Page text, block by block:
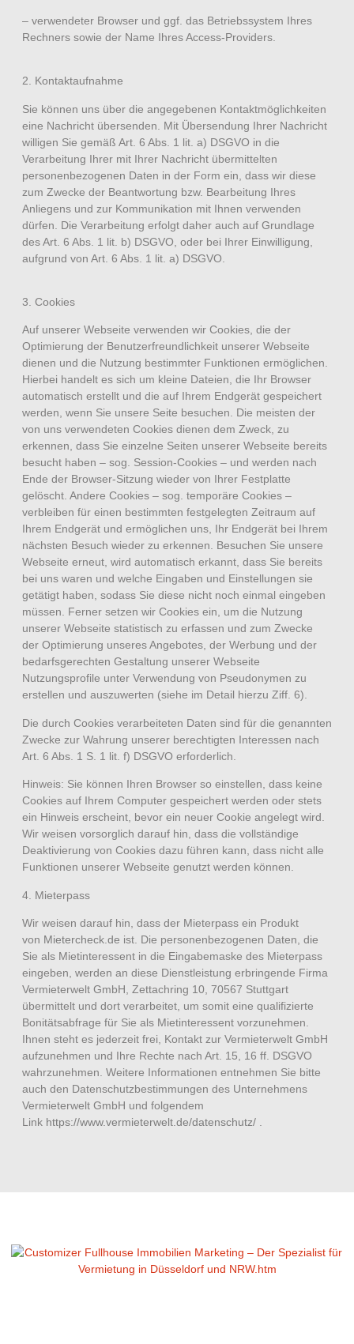
– verwendeter Browser und ggf. das Betriebssystem Ihres
Rechners sowie der Name Ihres Access-Providers.
2. Kontaktaufnahme
Sie können uns über die angegebenen Kontaktmöglichkeiten
eine Nachricht übersenden. Mit Übersendung Ihrer Nachricht
willigen Sie gemäß Art. 6 Abs. 1 lit. a) DSGVO in die
Verarbeitung Ihrer mit Ihrer Nachricht übermittelten
personenbezogenen Daten in der Form ein, dass wir diese
zum Zwecke der Beantwortung bzw. Bearbeitung Ihres
Anliegens und zur Kommunikation mit Ihnen verwenden
dürfen. Die Verarbeitung erfolgt daher auch auf Grundlage
des Art. 6 Abs. 1 lit. b) DSGVO, oder bei Ihrer Einwilligung,
aufgrund von Art. 6 Abs. 1 lit. a) DSGVO.
3. Cookies
Auf unserer Webseite verwenden wir Cookies, die der
Optimierung der Benutzerfreundlichkeit unserer Webseite
dienen und die Nutzung bestimmter Funktionen ermöglichen.
Hierbei handelt es sich um kleine Dateien, die Ihr Browser
automatisch erstellt und die auf Ihrem Endgerät gespeichert
werden, wenn Sie unsere Seite besuchen. Die meisten der
von uns verwendeten Cookies dienen dem Zweck, zu
erkennen, dass Sie einzelne Seiten unserer Webseite bereits
besucht haben – sog. Session-Cookies – und werden nach
Ende der Browser-Sitzung wieder von Ihrer Festplatte
gelöscht. Andere Cookies – sog. temporäre Cookies –
verbleiben für einen bestimmten festgelegten Zeitraum auf
Ihrem Endgerät und ermöglichen uns, Ihr Endgerät bei Ihrem
nächsten Besuch wieder zu erkennen. Besuchen Sie unsere
Webseite erneut, wird automatisch erkannt, dass Sie bereits
bei uns waren und welche Eingaben und Einstellungen sie
getätigt haben, sodass Sie diese nicht noch einmal eingeben
müssen. Ferner setzen wir Cookies ein, um die Nutzung
unserer Webseite statistisch zu erfassen und zum Zwecke
der Optimierung unseres Angebotes, der Werbung und der
bedarfsgerechten Gestaltung unserer Webseite
Nutzungsprofile unter Verwendung von Pseudonymen zu
erstellen und auszuwerten (siehe im Detail hierzu Ziff. 6).
Die durch Cookies verarbeiteten Daten sind für die genannten
Zwecke zur Wahrung unserer berechtigten Interessen nach
Art. 6 Abs. 1 S. 1 lit. f) DSGVO erforderlich.
Hinweis: Sie können Ihren Browser so einstellen, dass keine
Cookies auf Ihrem Computer gespeichert werden oder stets
ein Hinweis erscheint, bevor ein neuer Cookie angelegt wird.
Wir weisen vorsorglich darauf hin, dass die vollständige
Deaktivierung von Cookies dazu führen kann, dass nicht alle
Funktionen unserer Webseite genutzt werden können.
4. Mieterpass
Wir weisen darauf hin, dass der Mieterpass ein Produkt
von Mietercheck.de ist. Die personenbezogenen Daten, die
Sie als Mietinteressent in die Eingabemaske des Mieterpass
eingeben, werden an diese Dienstleistung erbringende Firma
Vermieterwelt GmbH, Zettachring 10, 70567 Stuttgart
übermittelt und dort verarbeitet, um somit eine qualifizierte
Bonitätsabfrage für Sie als Mietinteressent vorzunehmen.
Ihnen steht es jederzeit frei, Kontakt zur Vermieterwelt GmbH
aufzunehmen und Ihre Rechte nach Art. 15, 16 ff. DSGVO
wahrzunehmen. Weitere Informationen entnehmen Sie bitte
auch den Datenschutzbestimmungen des Unternehmens
Vermieterwelt GmbH und folgendem
Link https://www.vermieterwelt.de/datenschutz/